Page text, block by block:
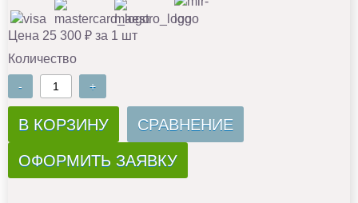
Цена 25 300 ₽ за 1 шт
Количество
- +
В КОРЗИНУ СРАВНЕНИЕ
ОФОРМИТЬ ЗАЯВКУ